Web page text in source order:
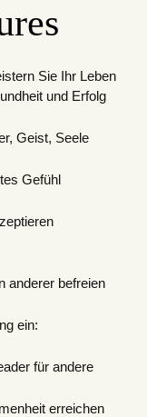
Sie Ihr Leben
und Erfolg
Geist, Seele
Gefühl
anderer befreien
ein:
für andere
erreichen